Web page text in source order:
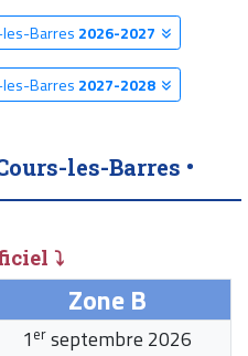
les-Barres 2026-2027
les-Barres 2027-2028
les-Barres •
⤵
Zone B
1 er septembre 2026